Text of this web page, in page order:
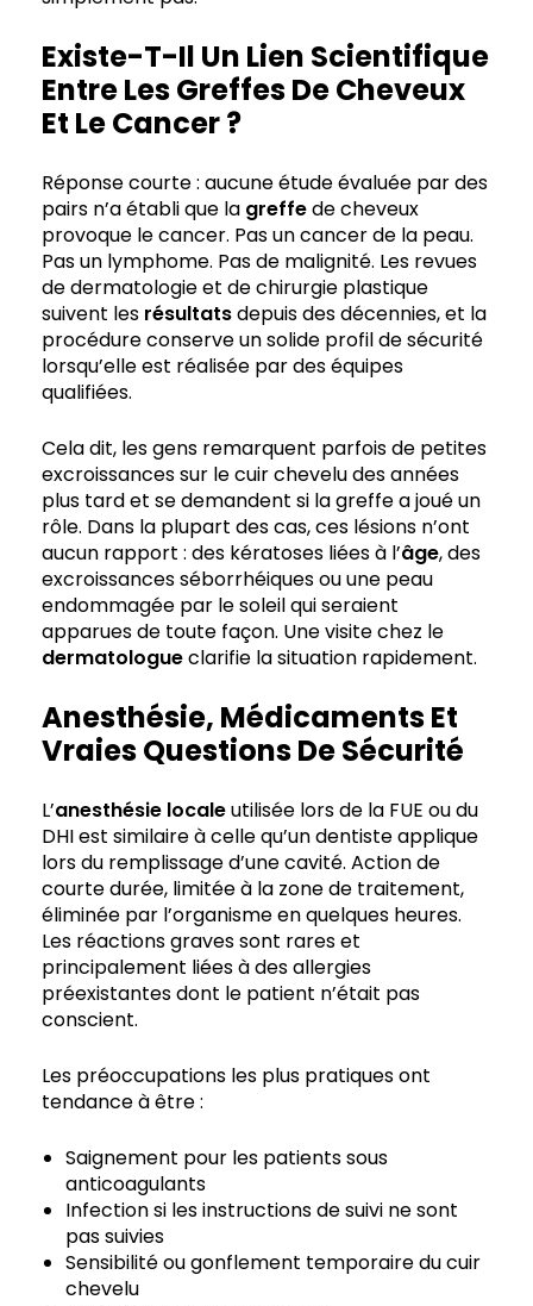
Existe-T-Il Un Lien Scientifique
Entre Les Greffes De Cheveux
Et Le Cancer ?
Réponse courte : aucune étude évaluée par des
pairs n’a établi que la greffede cheveux
provoque le cancer. Pas un cancer de la peau.
Pas un lymphome. Pas de malignité. Les revues
de dermatologie et de chirurgie plastique
suivent les résultatsdepuis des décennies, et la
procédure conserve un solide profil de sécurité
lorsqu’elle est réalisée par des équipes
qualifiées.
Cela dit, les gens remarquent parfois de petites
excroissances sur le cuir chevelu des années
plus tard et se demandent si la greffe a joué un
rôle. Dans la plupart des cas, ces lésions n’ont
aucun rapport : des kératoses liées à l’âge, des
excroissances séborrhéiques ou une peau
endommagée par le soleil qui seraient
apparues de toute façon. Une visite chez le
dermatologueclarifie la situation rapidement.
Anesthésie, Médicaments Et
Vraies Questions De Sécurité
L’anesthésie localeutilisée lors de la FUE ou du
DHI est similaire à celle qu’un dentiste applique
lors du remplissage d’une cavité. Action de
courte durée, limitée à la zone de traitement,
éliminée par l’organisme en quelques heures.
Les réactions graves sont rares et
principalement liées à des allergies
préexistantes dont le patient n’était pas
conscient.
Les préoccupations les plus pratiques ont
tendance à être :
Saignement pour les patients sous
anticoagulants
Infection si les instructions de suivi ne sont
pas suivies
Sensibilité ou gonflement temporaire du cuir
chevelu